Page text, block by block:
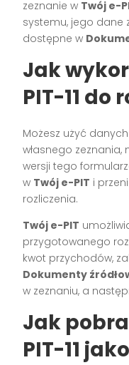
zeznanie w Twój e-
systemu, jego dane
dostępne w
Jak
PIT-11 do
Możesz użyć
własnego
wersji tego
w Twój e-PIT i
rozliczenia.
Twój e-PIT
przygotowanego
kwot przychodów,
Dokumenty
w zeznaniu, a
Jak
PIT-11